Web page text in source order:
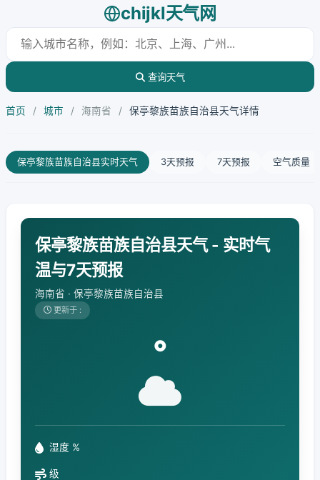
chijkl天气网
查询天气
首页 / 城市 / 海南省 / 保亭黎族苗族自治县天气详情
保亭黎族苗族自治县实时天气 3天预报 7天预报 空气质量
保亭黎族苗族自治县天气 - 实时气
温与7天预报
海南省 · 保亭黎族苗族自治县
更新于 :
°
湿度 %
级